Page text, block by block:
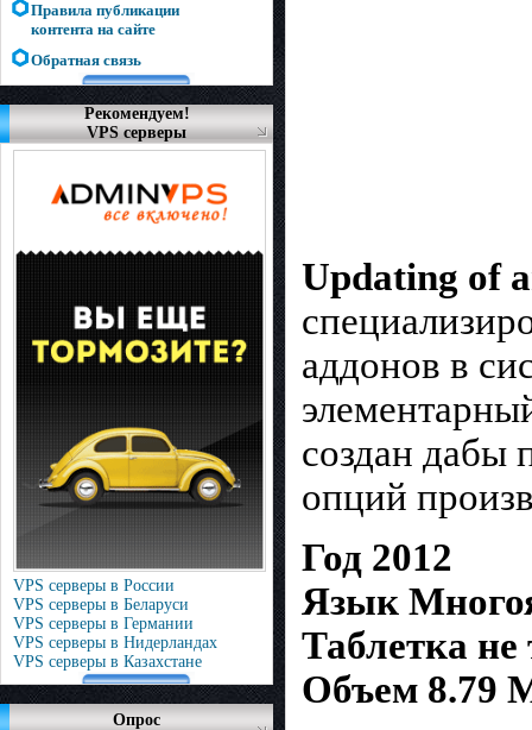
Правила публикации
контента на сайте
Обратная связь
Рекомендуем!
VPS серверы
VPS серверы в России
VPS серверы в Беларуси
VPS серверы в Германии
VPS серверы в Нидерландах
VPS серверы в Казахстане
Опрос
Updating of
аддонов в
создан дабы
опций
Год 2012
Язык
Таблетка не
Объем 8.79